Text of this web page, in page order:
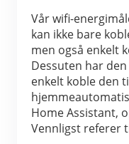
Vår wifi-
kan ikke bare
men også enkelt
Dessuten har
enkelt koble den
Home Assistant,
Vennligst referer